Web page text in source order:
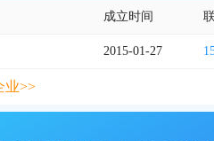
成立时间
2015-01-27
业>>